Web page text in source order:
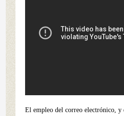
El empleo del correo electrónico, y